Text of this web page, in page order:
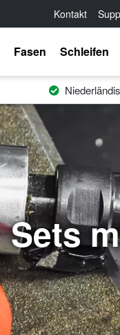
Kontakt
Fasen Schleifen
Sets